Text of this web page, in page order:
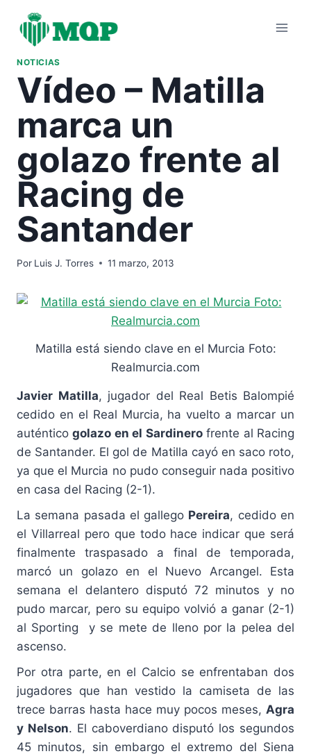
contenido
NOTICIAS
Vídeo – Matilla
marca un
golazo frente al
Racing de
Santander
Por Luis J. Torres 11 marzo, 2013
Matilla está siendo clave en el Murcia Foto:
Realmurcia.com
Javier Matilla, jugador del Real Betis Balompié
cedido en el Real Murcia, ha vuelto a marcar un
auténticogolazo en el Sardinerofrente al Racing
de Santander. El gol de Matilla cayó en saco roto,
ya que el Murcia no pudo conseguir nada positivo
en casa del Racing (2-1).
La semana pasada el gallego Pereira, cedido en
el Villarreal pero que todo hace indicar que será
finalmente traspasado a final de temporada,
marcó un golazo en el Nuevo Arcangel. Esta
semana el delantero disputó 72 minutos y no
pudo marcar, pero su equipo volvió a ganar (2-1)
al Sporting y se mete de lleno por la pelea del
ascenso.
Por otra parte, en el Calcio se enfrentaban dos
jugadores que han vestido la camiseta de las
trece barras hasta hace muy pocos meses, Agra
y Nelson. El caboverdiano disputó los segundos
45 minutos, sin embargo el extremo del Siena